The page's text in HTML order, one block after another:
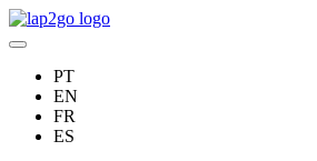
PT
EN
FR
ES